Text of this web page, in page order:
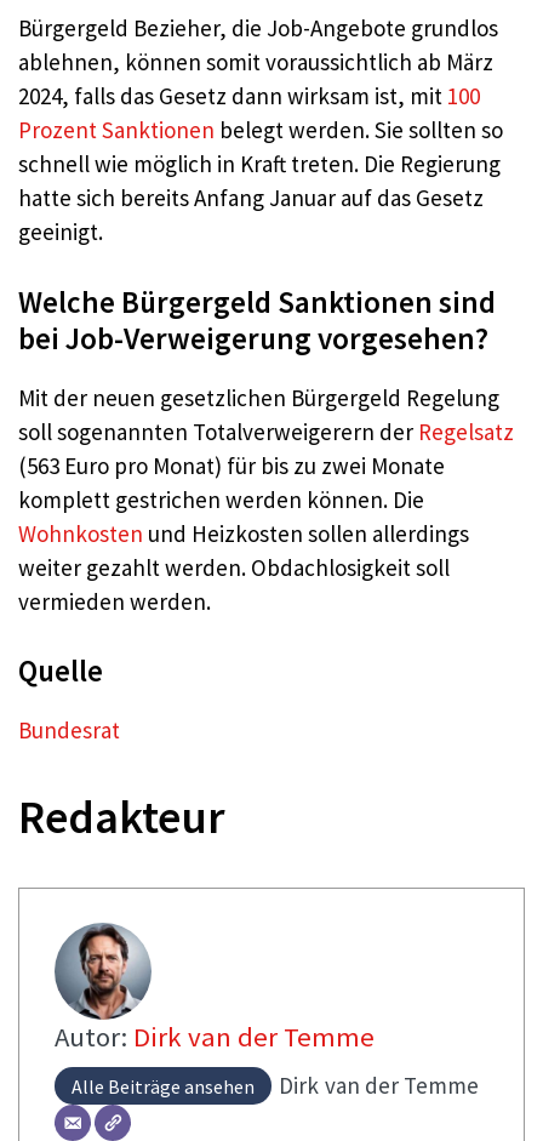
Bürgergeld Bezieher, die Job-Angebote grundlos
ablehnen, können somit voraussichtlich ab März
2024, falls das Gesetz dann wirksam ist, mit 100
Prozent Sanktionen belegt werden. Sie sollten so
schnell wie möglich in Kraft treten. Die Regierung
hatte sich bereits Anfang Januar auf das Gesetz
geeinigt.
Welche Bürgergeld Sanktionen sind
bei Job-Verweigerung vorgesehen?
Mit der neuen gesetzlichen Bürgergeld Regelung
soll sogenannten Totalverweigerern der Regelsatz
(563 Euro pro Monat) für bis zu zwei Monate
komplett gestrichen werden können. Die
Wohnkosten und Heizkosten sollen allerdings
weiter gezahlt werden. Obdachlosigkeit soll
vermieden werden.
Quelle
Bundesrat
Redakteur
Autor: Dirk van der Temme
Alle Beiträge ansehen Dirk van der Temme